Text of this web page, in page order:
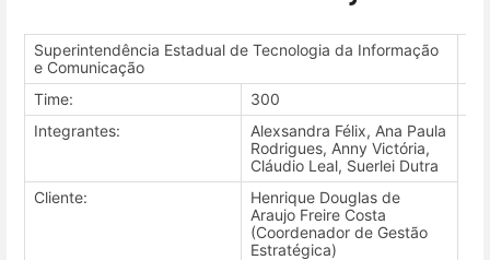
Superintendência Estadual de Tecnologia da Informação
e Comunicação
Time: 300
Integrantes:
Alexsandra Félix, Ana Paula
Rodrigues, Anny Victória,
Cláudio Leal, Suerlei Dutra
Cliente:
Henrique Douglas de
Araujo Freire Costa
(Coordenador de Gestão
Estratégica)